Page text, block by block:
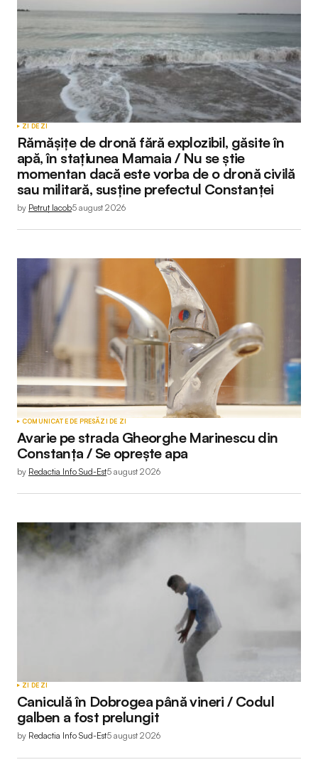
ZI DE ZI
Rămășițe de dronă fără explozibil, găsite în
apă, în stațiunea Mamaia / Nu se știe
momentan dacă este vorba de o dronă civilă
sau militară, susține prefectul Constanței
by Petruț Iacob5 august 2026
COMUNICATE DE PRESĂZI DE ZI
Avarie pe strada Gheorghe Marinescu din
Constanța / Se oprește apa
by Redactia Info Sud-Est5 august 2026
ZI DE ZI
Caniculă în Dobrogea până vineri / Codul
galben a fost prelungit
by Redactia Info Sud-Est5 august 2026